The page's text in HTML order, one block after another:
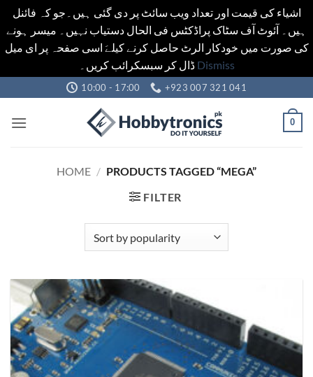
اشیاء کی قیمت اور تعداد ویب سائٹ پر دی گئی ہیں۔جو کہ فائنل
ہیں۔ آئوٹ آف سٹاک پراڈکٹس فی الحال دستیاب نہیں۔ میسر ہونے
کی صورت میں خودکار الرٹ حاصل کرنے کیلےَ اسی صفحہ پر ای میل
ڈال کر سبسکرائب کریں۔ Dismiss
to
content
10:00 - 17:00 +923 007 321 041
0
HOME / PRODUCTS TAGGED “MEGA”
FILTER